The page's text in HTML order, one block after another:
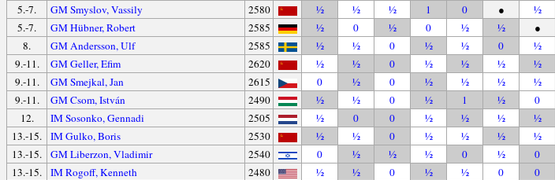
5.-7. GM Smyslov, Vassily 2580 ½ ½ ½ 1 0 ● ½
5.-7. GM Hübner, Robert 2585 ½ 0 ½ 0 ½ ½ ●
8. GM Andersson, Ulf 2585 ½ ½ 0 ½ ½ 0 ½
9.-11. GM Geller, Efim 2620 ½ ½ 0 ½ ½ ½ ½
9.-11. GM Smejkal, Jan 2615 0 ½ 0 ½ ½ ½ ½
9.-11. GM Csom, István 2490 ½ ½ 0 ½ 1 ½ 0
12. IM Sosonko, Gennadi 2505 ½ 0 0 ½ ½ ½ ½
13.-15. IM Gulko, Boris 2530 ½ ½ 0 ½ ½ ½ ½
13.-15. GM Liberzon, Vladimir 2540 0 ½ ½ ½ 0 ½ 0
13.-15. IM Rogoff, Kenneth 2480 ½ ½ 0 ½ ½ 0 0